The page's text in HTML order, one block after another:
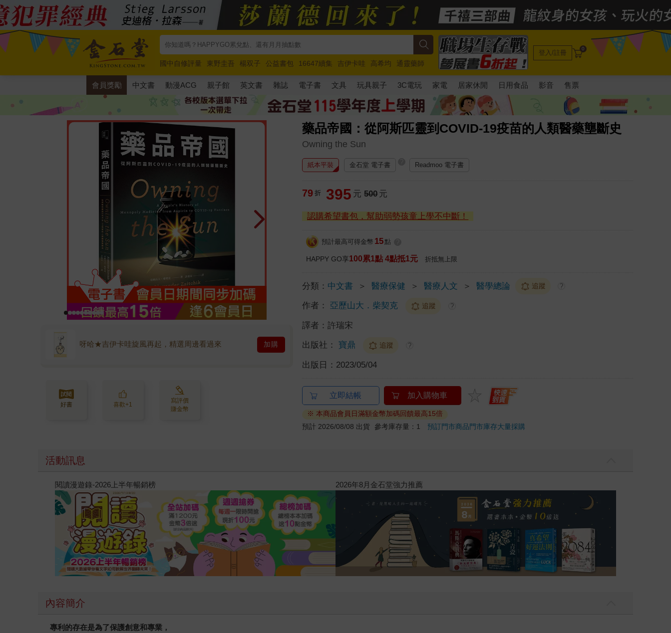
國中自修評量 東野圭吾 楊双子 公益書包 16647續集 吉伊卡哇 高希均
通靈藥師
唯紅花綻放
奧德賽 路邊攤新作 馬斯克 玩具總動員5 超慢跑
登入/註冊 0
會員獎勵 中文書 動漫ACG 親子館 英文書 雜誌 電子書 文具 玩具親子 3C電玩 家電 居家休閒 日用食品 影音 售票
藥品帝國：從阿斯匹靈到COVID-19疫苗的人類醫藥壟斷史
Owning the Sun
呀哈★吉伊卡哇旋風再起，精選周邊看過來 加購
好書 喜歡+1
寫評價
賺金幣
紙本平裝 金石堂 電子書 Readmoo 電子書
79 折 395 元 500 元
認購希望書包，幫助弱勢孩童上學不中斷！
預計最高可得金幣 15 點
HAPPY GO享100累1點 4點抵1元 折抵無上限
分類： 中文書 ＞ 醫療保健 ＞ 醫療人文 ＞ 醫學總論 追蹤 ?
作者： 亞歷山大．柴契克 追蹤 ?
譯者：許瑞宋
出版社： 寶鼎 追蹤 ?
出版日： 2023/05/04
立即結帳 加入購物車
※ 本商品會員日滿額金幣加碼回饋最高15倍
預計 2026/08/08 出貨 參考庫存量：1預訂門市商品門市庫存大量採購
活動訊息
閱讀漫遊錄-2026上半年暢銷榜 2026年8月金石堂強力推薦
內容簡介
專利的存在是為了保護創意和專業，